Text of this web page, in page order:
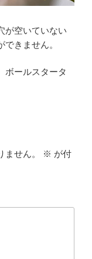
が空いていない
きません。
ボールスタータ
せん。 ※ が付